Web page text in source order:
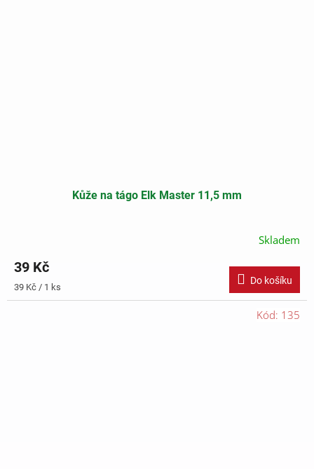
Kůže na tágo Elk Master 11,5 mm
Skladem
39 Kč
Měrná
cena:
39 Kč / 1 ks
Do košíku
Kód: 135